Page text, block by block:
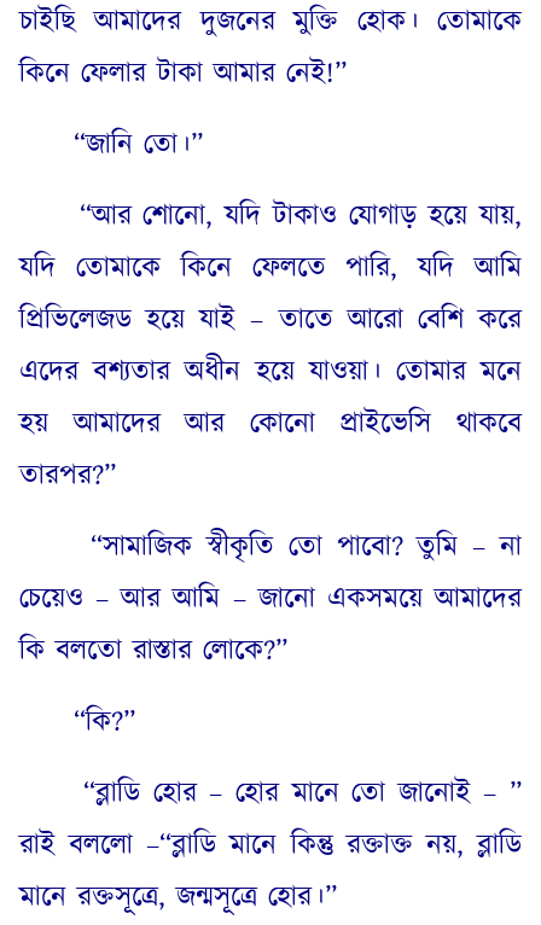
চাইছি আমাদের দুজনের মুক্তি হোক। তোমাকে
কিনে ফেলার টাকা আমার নেই!”
“জানি তো।”
“আর শোনো,যদি টাকাও যোগাড় হয়ে যায়,
যদি তোমাকে কিনে ফেলতে পারি,যদি আমি
প্রিভিলেজড হয়ে যাই – তাতে আরো বেশি করে
এদের বশ্যতার অধীন হয়ে যাওয়া। তোমার মনে
হয় আমাদের আর কোনো প্রাইভেসি থাকবে
তারপর?”
“সামাজিক স্বীকৃতি তো পাবো?তুমি – না
চেয়েও – আর আমি – জানো একসময়ে আমাদের
কি বলতো রাস্তার লোকে?”
“কি?”
“ব্লাডি হোর – হোর মানে তো জানোই– ”
রাই বললো –“ব্লাডি মানে কিন্তু রক্তাক্ত নয়,ব্লাডি
মানে রক্তসূত্রে,জন্মসূত্রে হোর।”